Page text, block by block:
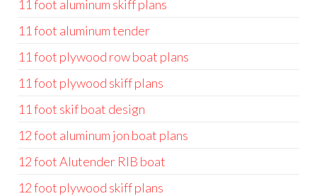
11 foot aluminum skiff plans
11 foot aluminum tender
11 foot plywood row boat plans
11 foot plywood skiff plans
11 foot skif boat design
12 foot aluminum jon boat plans
12 foot Alutender RIB boat
12 foot plywood skiff plans